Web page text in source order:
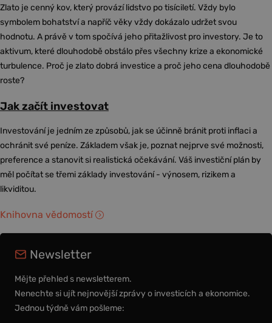
Zlato je cenný kov, který provází lidstvo po tisíciletí. Vždy bylo
symbolem bohatství a napříč věky vždy dokázalo udržet svou
hodnotu. A právě v tom spočívá jeho přitažlivost pro investory. Je to
aktivum, které dlouhodobě obstálo přes všechny krize a ekonomické
turbulence. Proč je zlato dobrá investice a proč jeho cena dlouhodobě
roste?
Jak začít investovat
Investování je jedním ze způsobů, jak se účinně bránit proti inflaci a
ochránit své peníze. Základem však je, poznat nejprve své možnosti,
preference a stanovit si realistická očekávání. Váš investiční plán by
měl počítat se třemi základy investování - výnosem, rizikem a
likviditou.
Knihovna vědomostí
Newsletter
Mějte přehled s newsletterem.
Nenechte si ujít nejnovější zprávy o investicích a ekonomice.
Jednou týdně vám pošleme: